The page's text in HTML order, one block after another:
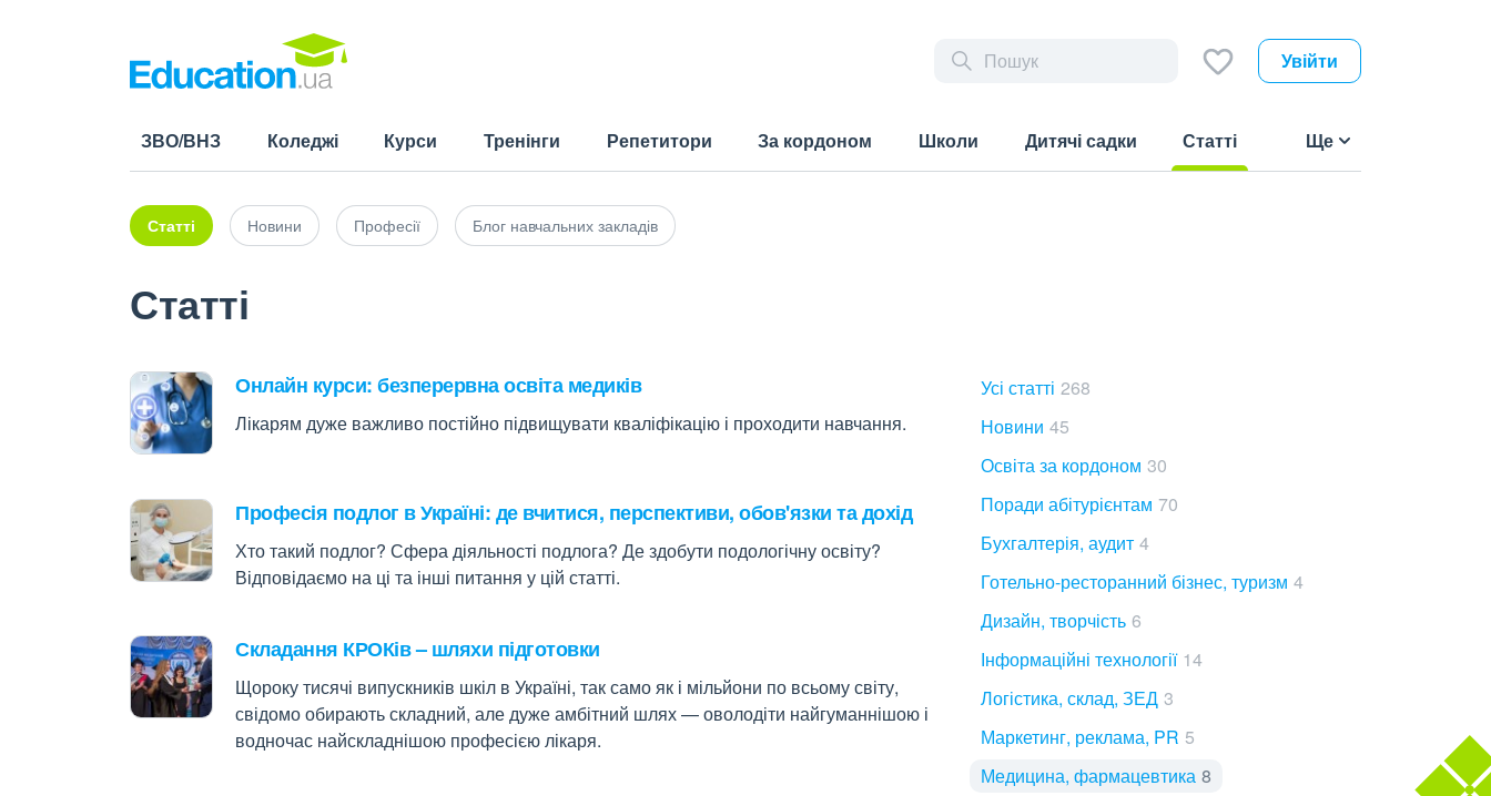
Увійти
ЗВО/ВНЗ Коледжі Курси Тренінги Репетитори За кордоном Школи Дитячі садки
Статті
Ще
Статті Новини Професії Блог навчальних закладів
Статті
Онлайн курси: безперервна освіта медиків
Лікарям дуже важливо постійно підвищувати кваліфікацію і проходити навчання.
Професія подлог в Україні: де вчитися, перспективи, обов'язки та дохід
Хто такий подлог? Сфера діяльності подлога? Де здобути подологічну освіту?
Відповідаємо на ці та інші питання у цій статті.
Складання КРОКів – шляхи підготовки
Щороку тисячі випускників шкіл в Україні, так само як і мільйони по всьому світу,
свідомо обирають складний, але дуже амбітний шлях — оволодіти найгуманнішою і
водночас найскладнішою професією лікаря.
Усі статті 268
Новини 45
Освіта за кордоном 30
Поради абітурієнтам 70
Бухгалтерія, аудит 4
Готельно-ресторанний бізнес, туризм 4
Дизайн, творчість 6
Інформаційні технології 14
Логістика, склад, ЗЕД 3
Маркетинг, реклама, PR 5
Медицина, фармацевтика 8